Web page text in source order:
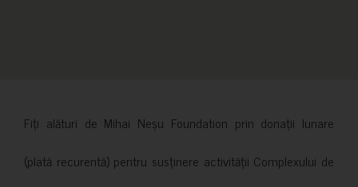
Fiți alături de Mihai Neșu Foundation prin donații lunare
(plată recurentă) pentru susținere activității Complexului de